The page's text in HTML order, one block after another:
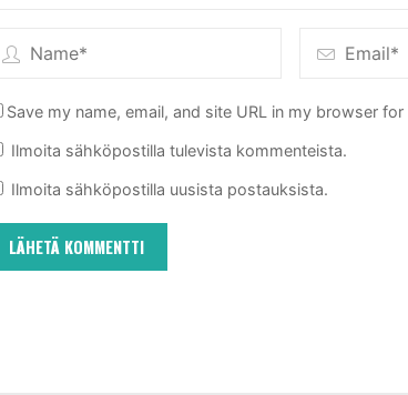
Save my name, email, and site URL in my browser
Ilmoita sähköpostilla tulevista kommenteista.
Ilmoita sähköpostilla uusista postauksista.